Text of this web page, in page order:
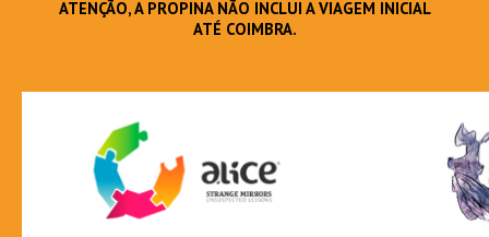
ATENÇÃO, A PROPINA NÃO INCLUI A VIAGEM INICIAL
ATÉ COIMBRA.